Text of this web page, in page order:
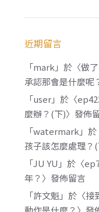
近期留言
「mark 」於〈做
承認那會是什麼呢
「user」於〈
麼辦？(下)〉發佈
「watermark 」
孩子該怎麼處理？
「JU YU 」於〈
年？ 〉發佈留言
「許文魁」於〈接